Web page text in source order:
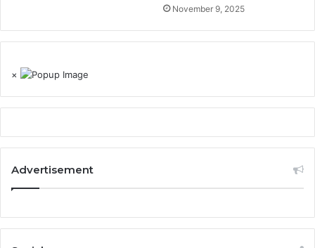
November 9, 2025
×
Advertisement